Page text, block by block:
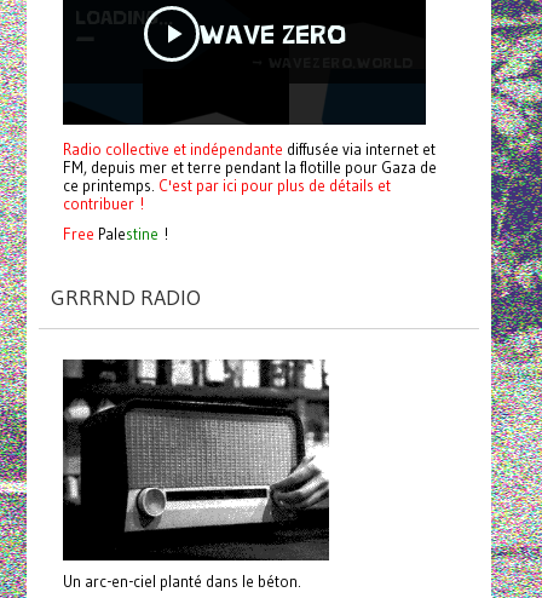
Radio collective et indépendante diffusée via internet et
FM, depuis mer et terre pendant la flotille pour Gaza de
ce printemps. C'est par ici pour plus de détails et
contribuer !
Free Palestine !
GRRRND RADIO
Un arc-en-ciel planté dans le béton.